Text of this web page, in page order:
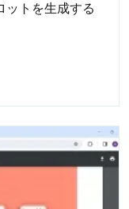
ットを生成する